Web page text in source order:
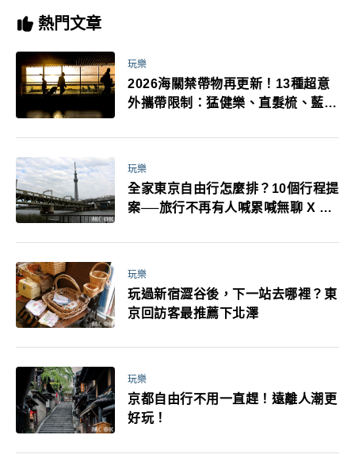
熱門文章
玩樂
2026海關禁帶物再更新！13種超意
外攜帶限制：猛健樂、直髮梳、藍牙
萬！注意事項一次看！
玩樂
全家東京自由行怎麼排？10個行程提
案──旅行不再有人喊累喊無聊 X 爸
玩樂
玩過新宿澀谷後，下一站去哪裡？東
京回訪客最推薦下北澤
玩樂
京都自由行不用一直趕！遠離人潮更
好玩！